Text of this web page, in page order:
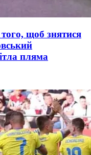
щоб знятися
пляма